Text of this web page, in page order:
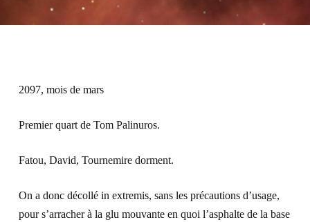
2097, mois de mars
Premier quart de Tom Palinuros.
Fatou, David, Tournemire dorment.
On a donc décollé in extremis, sans les précautions d’usage,
pour s’arracher à la glu mouvante en quoi l’asphalte de la base